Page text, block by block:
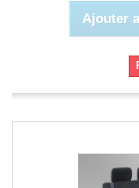
Ajouter